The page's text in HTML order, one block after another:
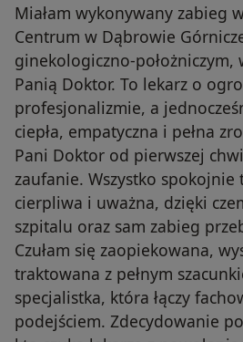
Miałam wykonywany zabieg
Centrum w Dąbrowie
ginekologiczno-położniczym,
Panią Doktor. To lekarz o
profesjonalizmie, a
ciepła, empatyczna i pełna
Pani Doktor od pierwszej
zaufanie. Wszystko spokojnie
cierpliwa i uważna, dzięki
szpitalu oraz sam zabieg
Czułam się zaopiekowana,
traktowana z pełnym
specjalistka, która łączy
podejściem. Zdecydowanie